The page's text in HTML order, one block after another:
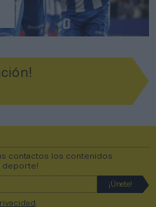
contactos los contenidos
deporte!